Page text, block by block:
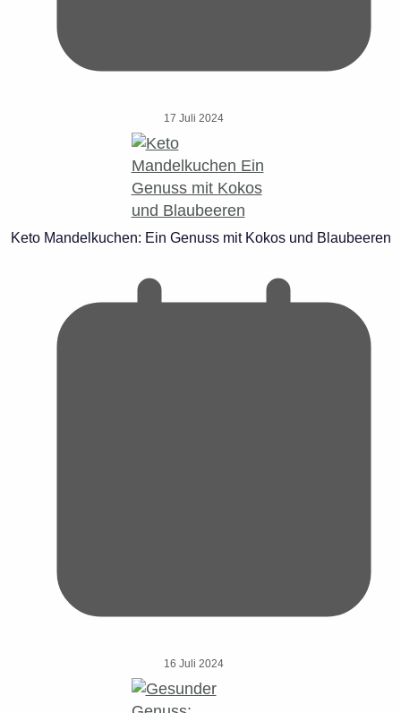
17 Juli 2024
Keto Mandelkuchen: Ein Genuss mit Kokos und Blaubeeren
16 Juli 2024